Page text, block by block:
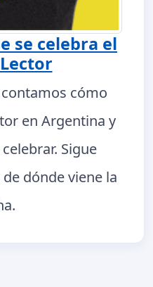
se celebra el
cómo
en Argentina y
Sigue
dónde viene la